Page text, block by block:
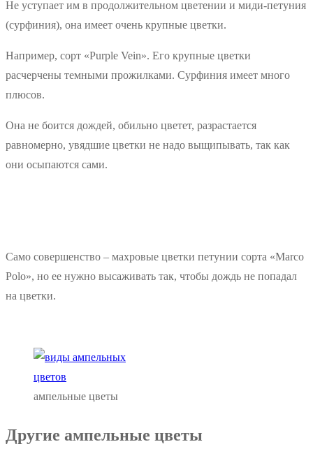
Не уступает им в продолжительном цветении и миди-петуния
(сурфиния), она имеет очень крупные цветки.
Например, сорт «Purple Vein». Его крупные цветки
расчерчены темными прожилками. Сурфиния имеет много
плюсов.
Она не боится дождей, обильно цветет, разрастается
равномерно, увядшие цветки не надо выщипывать, так как
они осыпаются сами.
Само совершенство – махровые цветки петунии сорта «Marco
Polo», но ее нужно высаживать так, чтобы дождь не попадал
на цветки.
ампельные цветы
Другие ампельные цветы